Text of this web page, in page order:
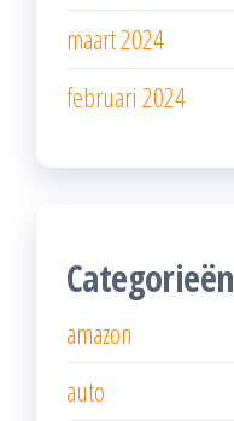
maart 2024
februari 2024
Categorieën
amazon
auto